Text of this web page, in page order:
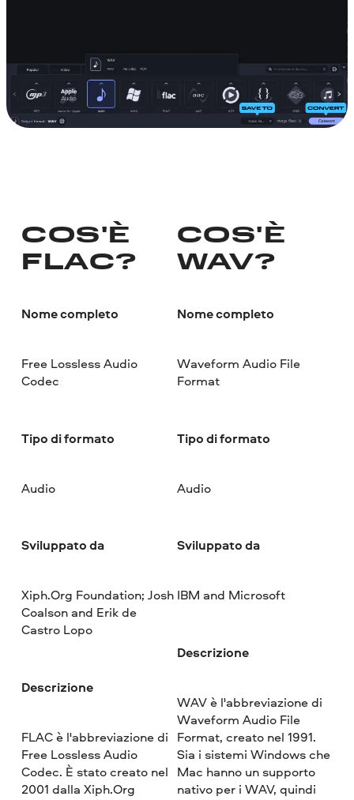
COS'È
FLAC?
Nome completo
Free Lossless Audio
Codec
Tipo di formato
Audio
Sviluppato da
Xiph.Org Foundation; Josh
Coalson and Erik de
Castro Lopo
Descrizione
FLAC è l'abbreviazione di
Free Lossless Audio
Codec. È stato creato nel
2001 dalla Xiph.Org
COS'È
WAV?
Nome completo
Waveform Audio File
Format
Tipo di formato
Audio
Sviluppato da
IBM and Microsoft
Descrizione
WAV è l'abbreviazione di
Waveform Audio File
Format, creato nel 1991.
Sia i sistemi Windows che
Mac hanno un supporto
nativo per i WAV, quindi